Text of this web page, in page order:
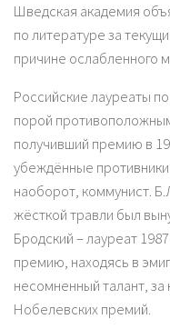
Шведская академия
по литературе за
причине ослабленного
Российские лауреаты
порой
получивший премию в
убеждённые
наоборот, коммунист.
жёсткой травли был
Бродский – лауреат
премию, находясь в
несомненный талант,
Нобелевских премий.